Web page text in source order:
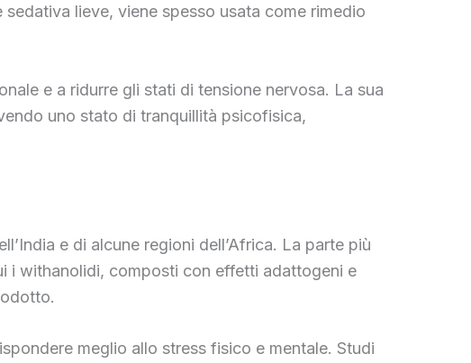
lieve, viene spesso usata come rimedio
e a ridurre gli stati di tensione nervosa. La sua
uno stato di tranquillità psicofisica,
e di alcune regioni dell’Africa. La parte più
i withanolidi, composti con effetti adattogeni e
meglio allo stress fisico e mentale. Studi